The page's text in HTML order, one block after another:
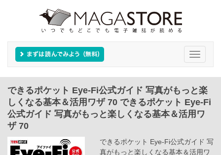
Toggle
できるポケット Eye-Fi公式ガイド 写真がもっと楽
しくなる基本＆活用ワザ 70 できるポケット Eye-Fi
公式ガイド 写真がもっと楽しくなる基本＆活用ワ
ザ 70
できるポケット Eye-Fi公式ガイド 写
真がもっと楽しくなる基本＆活用ワ